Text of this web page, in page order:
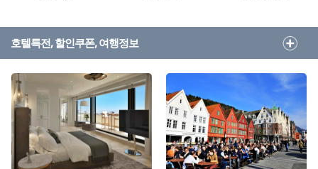
호텔특전, 할인쿠폰, 여행정보